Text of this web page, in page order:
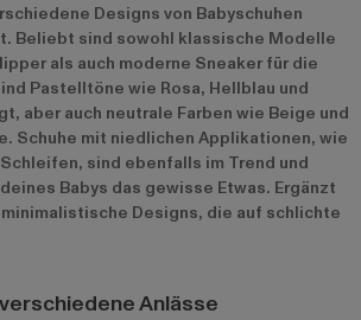
Designs von Babyschuhen
Beliebt sind sowohl klassische Modelle
als auch moderne Sneaker für die
Pastelltöne wie Rosa, Hellblau und
aber auch neutrale Farben wie Beige und
Schuhe mit niedlichen Applikationen, wie
sind ebenfalls im Trend und
Babys das gewisse Etwas. Ergänzt
Designs, die auf schlichte
Anlässe